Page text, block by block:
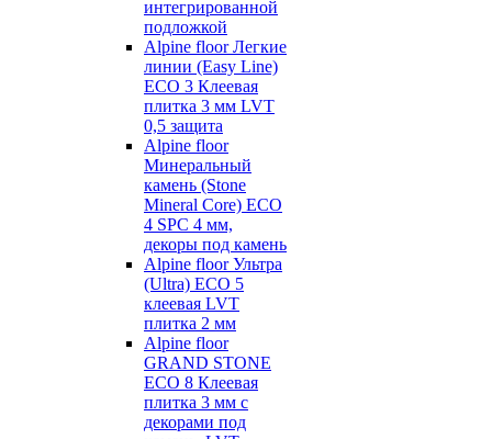
интегрированной
подложкой
Alpine floor Легкие
линии (Easy Line)
ECO 3 Клеевая
плитка 3 мм LVT
0,5 защита
Alpine floor
Минеральный
камень (Stone
Mineral Core) ECO
4 SPC 4 мм,
декоры под камень
Alpine floor Ультра
(Ultra) ECO 5
клеевая LVT
плитка 2 мм
Alpine floor
GRAND STONE
ECO 8 Клеевая
плитка 3 мм с
декорами под